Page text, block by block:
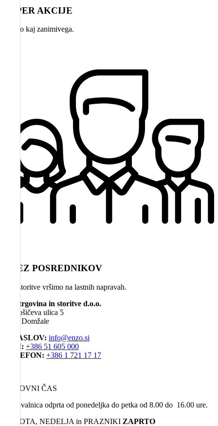
SUPER AKCIJE
Vedno kaj zanimivega.
BREZ POSREDNIKOV
Vse storitve vršimo na lastnih napravah.
EG, trgovina in storitve d.o.o.
Miklošičeva ulica 5
1230 Domžale
E-NASLOV: info@enzo.si
GSM: +386 51 605 000
TELEFON: +386 1 721 17 17
DELOVNI ČAS
Poslovalnica odprta od ponedeljka do petka od 8.00 do 16.00 ure.
SOBOTA, NEDELJA in PRAZNIKI ZAPRTO